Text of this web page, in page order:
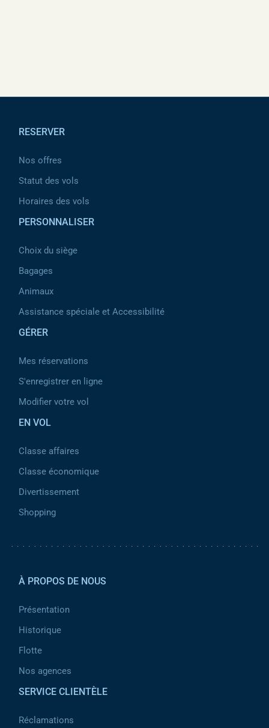
RESERVER
Nos offres
Statut des vols
Horaires des vols
PERSONNALISER
Choix du siège
Bagages
Animaux
Assistance spéciale et Accessibilité
GÉRER
Mes réservations
S'enregistrer en ligne
Modifier votre vol
EN VOL
Classe affaires
Classe économique
Divertissement
Shopping
À PROPOS DE NOUS
Présentation
Historique
Flotte
Nos agences
SERVICE CLIENTÈLE
Réclamations